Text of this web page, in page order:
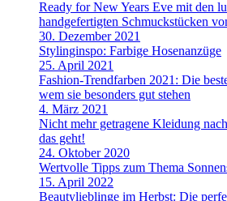
Ready for New Years Eve mit den
handgefertigten Schmuckstücken
30. Dezember 2021
Stylinginspo: Farbige Hosenanzüge
25. April 2021
Fashion-Trendfarben 2021: Die
wem sie besonders gut stehen
4. März 2021
Nicht mehr getragene Kleidung
das geht!
24. Oktober 2020
Wertvolle Tipps zum Thema
15. April 2022
Beautylieblinge im Herbst: Die